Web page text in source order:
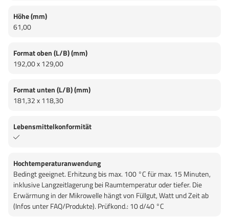
Höhe (mm)
61,00
Format oben (L/B) (mm)
192,00 x 129,00
Format unten (L/B) (mm)
181,32 x 118,30
Lebensmittelkonformität
Hochtemperaturanwendung
Bedingt geeignet. Erhitzung bis max. 100 °C für max. 15 Minuten,
inklusive Langzeitlagerung bei Raumtemperatur oder tiefer. Die
Erwärmung in der Mikrowelle hängt von Füllgut, Watt und Zeit ab
(Infos unter FAQ/Produkte). Prüfkond.: 10 d/40 °C